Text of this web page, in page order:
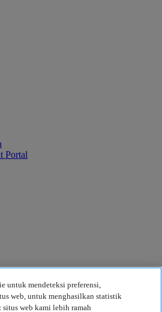
Portal
untuk mendeteksi preferensi,
web, untuk menghasilkan statistik
web kami lebih ramah